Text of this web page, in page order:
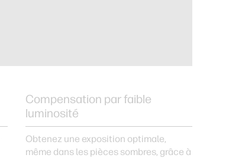
Compensation par faible
luminosité
Obtenez une exposition optimale,
même dans les pièces sombres, grâce à